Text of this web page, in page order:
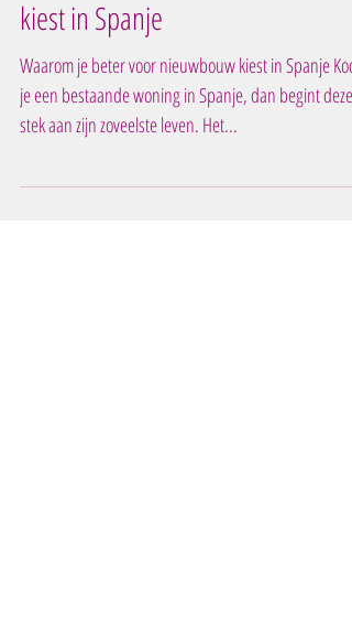
Waarom je beter voor nieuwbouw
kiest in Spanje
Waarom je beter voor nieuwbouw kiest in Spanje Koop
stek aan zijn zoveelste leven. Het...